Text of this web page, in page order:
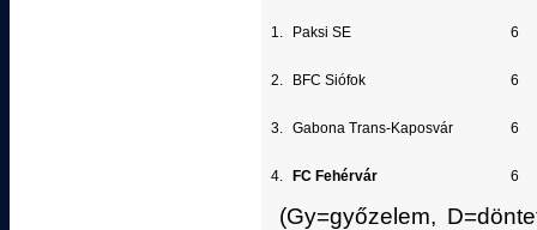
1. Paksi SE 6
2. BFC Siófok 6
3. Gabona Trans-Kaposvár 6
4. FC Fehérvár 6
(Gy=győzelem,